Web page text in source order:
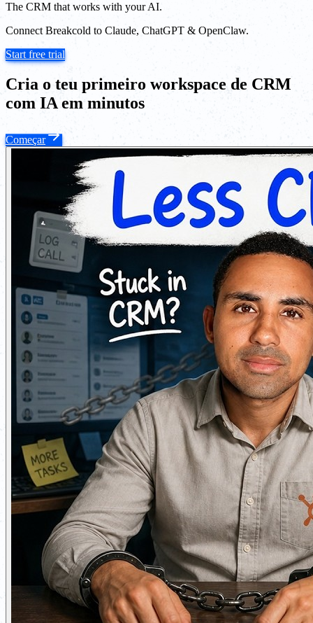
The CRM that works with your AI.
Connect Breakcold to Claude, ChatGPT & OpenClaw.
Start free trial
Cria o teu primeiro workspace de CRM
com IA em minutos
Começar